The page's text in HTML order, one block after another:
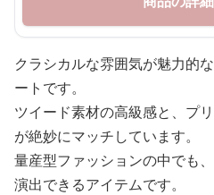
クラシカルな雰囲気が魅力的
ートです。
ツイード素材の高級感と、プ
が絶妙にマッチしています。
量産型ファッションの中でも
演出できるアイテムです。